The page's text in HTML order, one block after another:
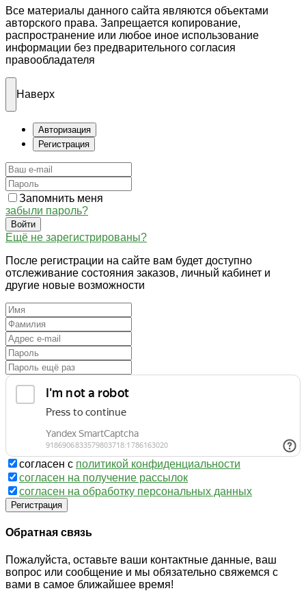
Все материалы данного сайта являются объектами
авторского права. Запрещается копирование,
распространение или любое иное использование
информации без предварительного согласия
правообладателя
Наверх
Авторизация
Регистрация
Запомнить меня
забыли пароль?
Войти
Ещё не зарегистрированы?
После регистрации на сайте вам будет доступно
отслеживание состояния заказов, личный кабинет и
другие новые возможности
согласен с политикой конфиденциальности
согласен на получение рассылок
согласен на обработку персональных данных
Регистрация
Обратная связь
Пожалуйста, оставьте ваши контактные данные, ваш
вопрос или сообщение и мы обязательно свяжемся с
вами в самое ближайшее время!